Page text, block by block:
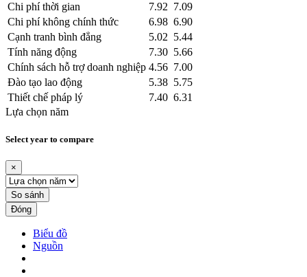
Chi phí thời gian
7.92 7.09
Chi phí không chính thức
6.98 6.90
Cạnh tranh bình đẳng
5.02 5.44
Tính năng động
7.30 5.66
Chính sách hỗ trợ doanh nghiệp 4.56 7.00
Đào tạo lao động
5.38 5.75
Thiết chế pháp lý
7.40 6.31
Lựa chọn năm
Select year to compare
×
So sánh
Đóng
Biểu đồ
Nguồn